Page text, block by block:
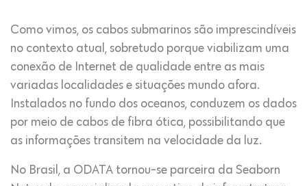
Como vimos, os cabos submarinos são imprescindíveis
no contexto atual, sobretudo porque viabilizam uma
conexão de Internet de qualidade entre as mais
variadas localidades e situações mundo afora.
Instalados no fundo dos oceanos, conduzem os dados
por meio de cabos de fibra ótica, possibilitando que
as informações transitem na velocidade da luz.
No Brasil, a ODATA tornou-se parceira da Seaborn